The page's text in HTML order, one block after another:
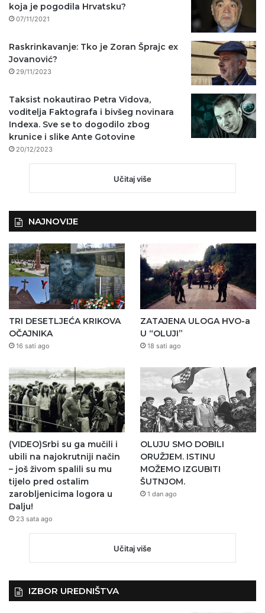
koja je pogodila Hrvatsku?
07/11/2021
Raskrinkavanje: Tko je Zoran Šprajc ex
Jovanović?
29/11/2023
Taksist nokautirao Petra Vidova,
voditelja Faktografa i bivšeg novinara
Indexa. Sve se to dogodilo zbog
krunice i slike Ante Gotovine
20/12/2023
Učitaj više
NAJNOVIJE
TRI DESETLJEĆA KRIKOVA
OČAJNIKA
16 sati ago
ZATAJENA ULOGA HVO-a
U “OLUJI”
18 sati ago
(VIDEO)Srbi su ga mučili i
ubili na najokrutniji način
– još živom spalili su mu
tijelo pred ostalim
zarobljenicima logora u
Dalju!
23 sata ago
OLUJU SMO DOBILI
ORUŽJEM. ISTINU
MOŽEMO IZGUBITI
ŠUTNJOM.
1 dan ago
Učitaj više
IZBOR UREDNIŠTVA